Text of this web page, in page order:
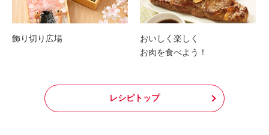
飾り切り広場
おいしく楽しく
お肉を食べよう！
レシピトップ